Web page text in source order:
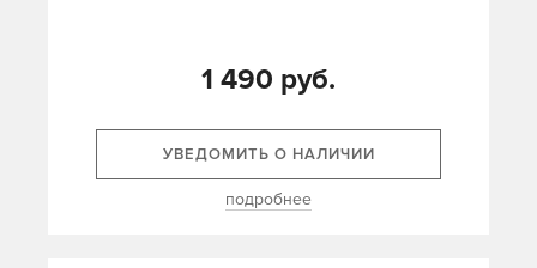
1 490 руб.
УВЕДОМИТЬ О НАЛИЧИИ
подробнее